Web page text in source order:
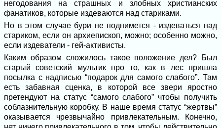
негодования на страшных и злобных христианских
фанатиков, которые издеваются над стариками.
Но в этом случае бури не поднимется - издеваться над
стариком, если он архиепископ, можно; особенно можно,
если издеватели - гей-активисты.
Каким образом сложилось такое положение дел? Был
старый советский мультик про то, как в лес пришла
посылка с надписью “подарок для самого слабого”. Там
есть забавная сценка, в которой все звери яростно
претендуют на статус “самого слабого” чтобы получить
соблазнительную коробку. В наше время статус “жертвы”
оказывается чрезвычайно привлекательным. Конечно,